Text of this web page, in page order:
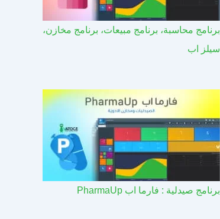
برنامج محاسبة، برنامج مبيعات، برنامج مخازن،
سيلز اب
برنامج صيدلية : فارما اب PharmaUp​